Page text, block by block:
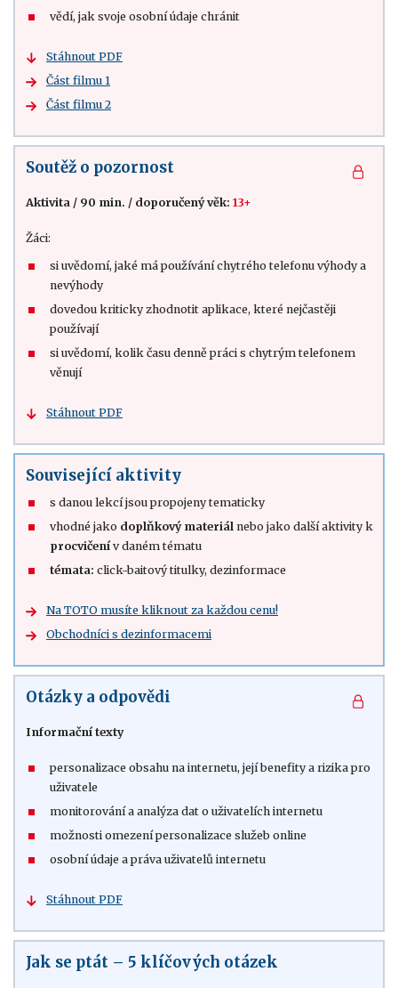
vědí, jak svoje osobní údaje chránit
Stáhnout PDF
Část filmu 1
Část filmu 2
Soutěž o pozornost
Aktivita / 90 min. / doporučený věk: 13+
Žáci:
si uvědomí, jaké má používání chytrého telefonu výhody a
nevýhody
dovedou kriticky zhodnotit aplikace, které nejčastěji
používají
si uvědomí, kolik času denně práci s chytrým telefonem
věnují
Stáhnout PDF
Související aktivity
s danou lekcí jsou propojeny tematicky
vhodné jako doplňkový materiál nebo jako další aktivity k
procvičení v daném tématu
témata: click-baitový titulky, dezinformace
Na TOTO musíte kliknout za každou cenu!
Obchodníci s dezinformacemi
Otázky a odpovědi
Informační texty
personalizace obsahu na internetu, její benefity a rizika pro
uživatele
monitorování a analýza dat o uživatelích internetu
možnosti omezení personalizace služeb online
osobní údaje a práva uživatelů internetu
Stáhnout PDF
Jak se ptát – 5 klíčových otázek